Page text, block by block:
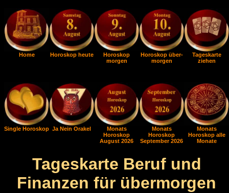
Home Horoskop heute
Horoskop
morgen
Horoskop über-
morgen
Tageskarte
ziehen
Single Horoskop Ja Nein Orakel
Monats
Horoskop
August 2026
Monats
Horoskop
September 2026
Monats
Horoskop alle
Monate
Tageskarte Beruf und
Finanzen für übermorgen